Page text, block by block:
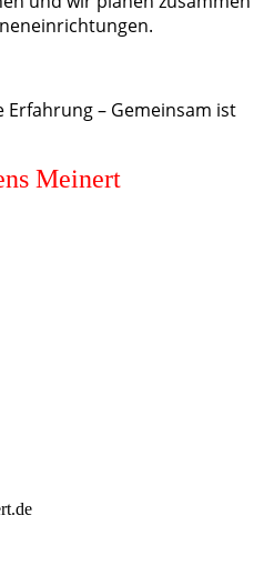
– Gemeinsam ist
Meinert